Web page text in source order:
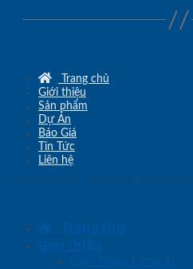
Trang chủ
Giới thiệu
Sản phẩm
Dự Án
Báo Giá
Tin Tức
Liên hệ
Trang chủ
Giới thiệu
Giới Thiệu Công Ty